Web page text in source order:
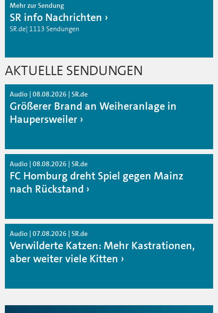
Mehr zur Sendung
SR info Nachrichten
SR.de| 1113 Sendungen
AKTUELLE SENDUNGEN
Audio | 08.08.2026 | SR.de
Größerer Brand an Weiheranlage in
Haupersweiler
Audio | 08.08.2026 | SR.de
FC Homburg dreht Spiel gegen Mainz
nach Rückstand
Audio | 07.08.2026 | SR.de
Verwilderte Katzen: Mehr Kastrationen,
aber weiter viele Kitten